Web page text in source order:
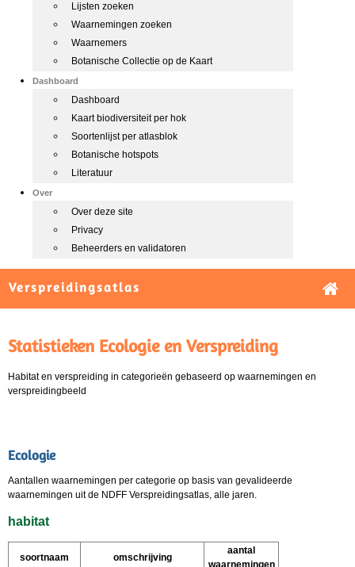
Lijsten zoeken
Waarnemingen zoeken
Waarnemers
Botanische Collectie op de Kaart
Dashboard
Dashboard
Kaart biodiversiteit per hok
Soortenlijst per atlasblok
Botanische hotspots
Literatuur
Over
Over deze site
Privacy
Beheerders en validatoren
Verspreidingsatlas
Statistieken Ecologie en Verspreiding
Habitat en verspreiding in categorieën gebaseerd op waarnemingen en
verspreidingbeeld
Ecologie
Aantallen waarnemingen per categorie op basis van gevalideerde
waarnemingen uit de NDFF Verspreidingsatlas, alle jaren.
habitat
soortnaam omschrijving
aantal
waarnemingen